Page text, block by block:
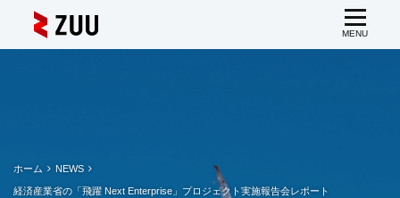
ホーム NEWS
経済産業省の「飛躍 Next Enterprise」プロジェクト実施報告会レポート